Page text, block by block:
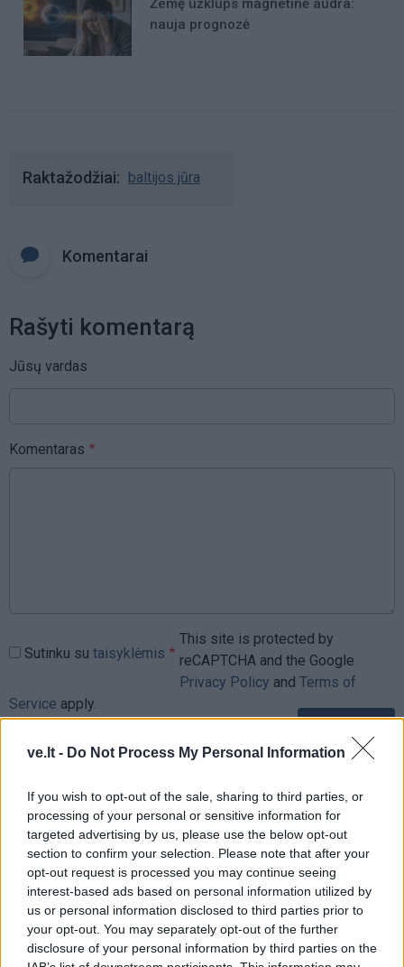
ve.lt - Do Not Process My Personal Information
If you wish to opt-out of the sale, sharing to third parties, or
processing of your personal or sensitive information for
targeted advertising by us, please use the below opt-out
section to confirm your selection. Please note that after your
opt-out request is processed you may continue seeing
interest-based ads based on personal information utilized by
us or personal information disclosed to third parties prior to
your opt-out. You may separately opt-out of the further
disclosure of your personal information by third parties on the
Žemę užklups magnetinė audra:
nauja prognozė
Raktažodžiai baltijos jūra
Komentarai
Rašyti komentarą
Jūsų vardas
Komentaras
Sutinku su taisyklėmis
This site is protected by
reCAPTCHA and the Google
Privacy Policy and Terms of
Service apply.